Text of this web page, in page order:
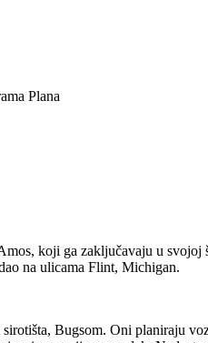
Plana
koji ga zaključavaju u svojoj
na ulicama Flint, Michigan.
sirotišta, Bugsom. Oni planiraju